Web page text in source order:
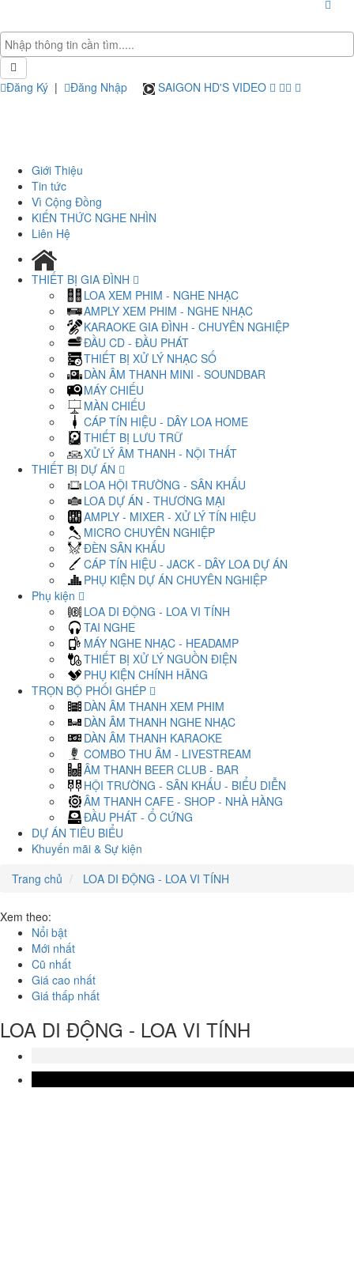
Đăng Ký | Đăng Nhập SAIGON HD'S VIDEO
Giới Thiệu
Tin tức
Vì Cộng Đồng
KIẾN THỨC NGHE NHÌN
Liên Hệ
THIẾT BỊ GIA ĐÌNH
LOA XEM PHIM - NGHE NHẠC
AMPLY XEM PHIM - NGHE NHẠC
KARAOKE GIA ĐÌNH - CHUYÊN NGHIỆP
ĐẦU CD - ĐẦU PHÁT
THIẾT BỊ XỬ LÝ NHẠC SỐ
DÀN ÂM THANH MINI - SOUNDBAR
MÁY CHIẾU
MÀN CHIẾU
CÁP TÍN HIỆU - DÂY LOA HOME
THIẾT BỊ LƯU TRỮ
XỬ LÝ ÂM THANH - NỘI THẤT
THIẾT BỊ DỰ ÁN
LOA HỘI TRƯỜNG - SÂN KHẤU
LOA DỰ ÁN - THƯƠNG MẠI
AMPLY - MIXER - XỬ LÝ TÍN HIỆU
MICRO CHUYÊN NGHIỆP
ĐÈN SÂN KHẤU
CÁP TÍN HIỆU - JACK - DÂY LOA DỰ ÁN
PHỤ KIỆN DỰ ÁN CHUYÊN NGHIỆP
Phụ kiện
LOA DI ĐỘNG - LOA VI TÍNH
TAI NGHE
MÁY NGHE NHẠC - HEADAMP
THIẾT BỊ XỬ LÝ NGUỒN ĐIỆN
PHỤ KIỆN CHÍNH HÃNG
TRỌN BỘ PHỐI GHÉP
DÀN ÂM THANH XEM PHIM
DÀN ÂM THANH NGHE NHẠC
DÀN ÂM THANH KARAOKE
COMBO THU ÂM - LIVESTREAM
ÂM THANH BEER CLUB - BAR
HỘI TRƯỜNG - SÂN KHẤU - BIỂU DIỄN
ÂM THANH CAFE - SHOP - NHÀ HÀNG
ĐẦU PHÁT - Ổ CỨNG
DỰ ÁN TIÊU BIỂU
Khuyến mãi & Sự kiện
Trang chủ
LOA DI ĐỘNG - LOA VI TÍNH
Xem theo:
Nổi bật
Mới nhất
Cũ nhất
Giá cao nhất
Giá thấp nhất
LOA DI ĐỘNG - LOA VI TÍNH